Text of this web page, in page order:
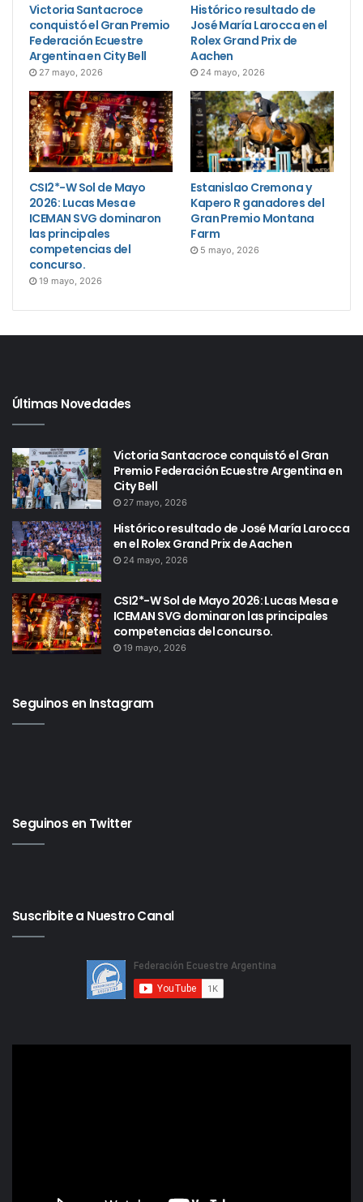
Victoria Santacroce
conquistó el Gran Premio
Federación Ecuestre
Argentina en City Bell
27 mayo, 2026
Histórico resultado de
José María Larocca en el
Rolex Grand Prix de
Aachen
24 mayo, 2026
CSI2*-W Sol de Mayo
2026: Lucas Mesa e
ICEMAN SVG dominaron
las principales
competencias del
concurso.
19 mayo, 2026
Estanislao Cremona y
Kapero R ganadores del
Gran Premio Montana
Farm
5 mayo, 2026
Últimas Novedades
Victoria Santacroce conquistó el Gran
Premio Federación Ecuestre Argentina en
City Bell
27 mayo, 2026
Histórico resultado de José María Larocca
en el Rolex Grand Prix de Aachen
24 mayo, 2026
CSI2*-W Sol de Mayo 2026: Lucas Mesa e
ICEMAN SVG dominaron las principales
competencias del concurso.
19 mayo, 2026
Seguinos en Instagram
Seguinos en Twitter
Suscribite a Nuestro Canal